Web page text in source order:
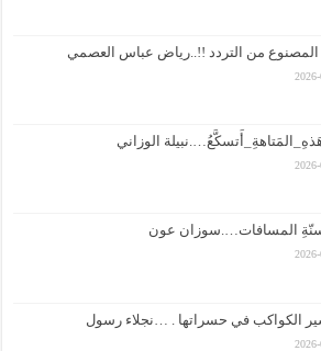
المصنوع من التردد !!..رياض عباس العصمي
الوزاني
المسافات….سوزان عون
الكواكب في حسراتها . …نجلاء رسول